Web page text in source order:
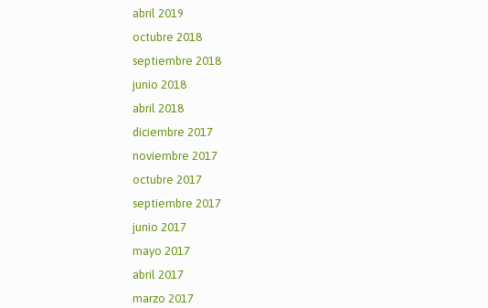
abril 2019
octubre 2018
septiembre 2018
junio 2018
abril 2018
diciembre 2017
noviembre 2017
octubre 2017
septiembre 2017
junio 2017
mayo 2017
abril 2017
marzo 2017